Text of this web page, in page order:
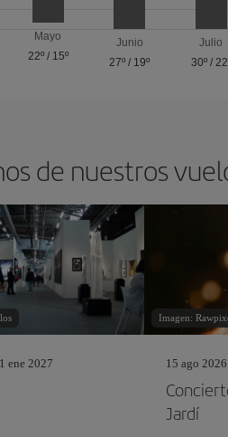
Mayo
22º/ 15º
Junio
27º / 19º
Julio
30º/
de nuestros
ene 2027
Imagen:
15 ago
Jardí